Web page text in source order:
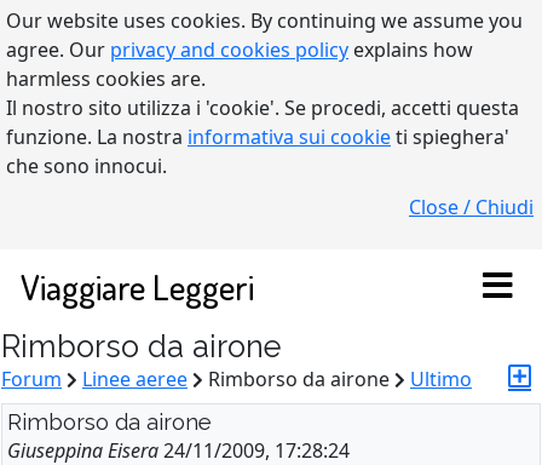
Our website uses cookies. By continuing we assume you
agree. Our privacy and cookies policy explains how
harmless cookies are.
Il nostro sito utilizza i 'cookie'. Se procedi, accetti questa
funzione. La nostra informativa sui cookieti spieghera'
che sono innocui.
Close / Chiudi
Viaggiare Leggeri
Rimborso da airone
Forum Linee aeree Rimborso da airone Ultimo
Rimborso da airone
Giuseppina Eisera24/11/2009, 17:28:24